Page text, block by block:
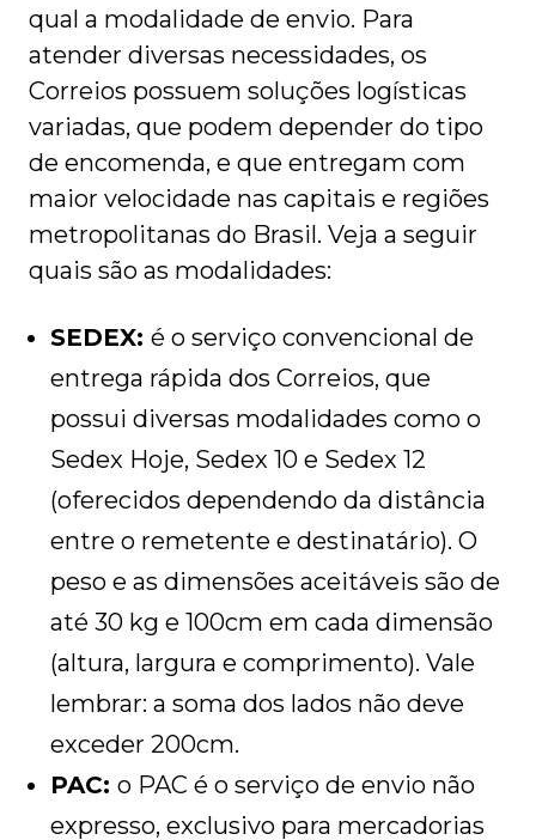
qual a modalidade de envio. Para
atender diversas necessidades, os
Correios possuem soluções logísticas
variadas, que podem depender do tipo
de encomenda, e que entregam com
maior velocidade nas capitais e regiões
metropolitanas do Brasil. Veja a seguir
quais são as modalidades:
SEDEX: é o serviço convencional de
entrega rápida dos Correios, que
possui diversas modalidades como o
Sedex Hoje, Sedex 10 e Sedex 12
(oferecidos dependendo da distância
entre o remetente e destinatário). O
peso e as dimensões aceitáveis são de
até 30 kg e 100cm em cada dimensão
(altura, largura e comprimento). Vale
lembrar: a soma dos lados não deve
exceder 200cm.
PAC: o PAC é o serviço de envio não
expresso, exclusivo para mercadorias